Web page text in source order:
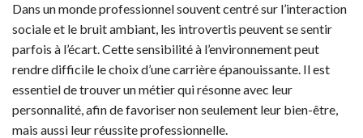
Dans un monde professionnel souvent centré sur l’interaction
sociale et le bruit ambiant, les introvertis peuvent se sentir
parfois à l’écart. Cette sensibilité à l’environnement peut
rendre difficile le choix d’une carrière épanouissante. Il est
essentiel de trouver un métier qui résonne avec leur
personnalité, afin de favoriser non seulement leur bien-être,
mais aussi leur réussite professionnelle.